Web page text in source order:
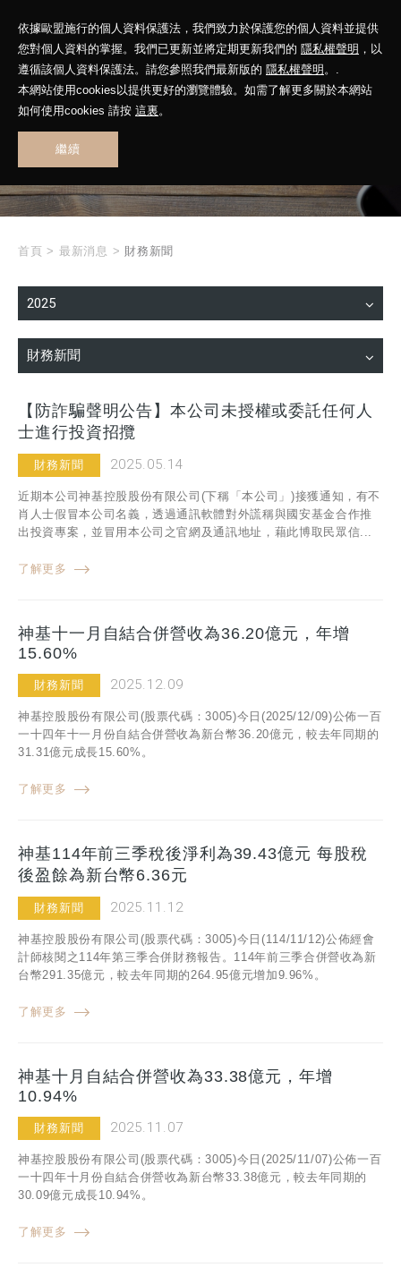
依據歐盟施行的個人資料保護法，我們致力於保護您的個人資料並提供
您對個人資料的掌握。我們已更新並將定期更新我們的 隱私權聲明 ，以
遵循該個人資料保護法。請您參照我們最新版的 隱私權聲明 。.
本網站使用cookies以提供更好的瀏覽體驗。如需了解更多關於本網站
如何使用cookies 請按 這裏。
繼續
WHAT'S NEW
首頁 > 最新消息 > 財務新聞
2025
財務新聞
【防詐騙聲明公告】本公司未授權或委託任何人
士進行投資招攬
財務新聞 2025.05.14
近期本公司神基控股股份有限公司(下稱「本公司」)接獲通知，有不
肖人士假冒本公司名義，透過通訊軟體對外謊稱與國安基金合作推
出投資專案，並冒用本公司之官網及通訊地址，藉此博取民眾信...
了解更多
神基十一月自結合併營收為36.20億元，年增
15.60%
財務新聞 2025.12.09
神基控股股份有限公司(股票代碼：3005)今日(2025/12/09)公佈一百
一十四年十一月份自結合併營收為新台幣36.20億元，較去年同期的
31.31億元成長15.60%。
了解更多
神基114年前三季稅後淨利為39.43億元 每股稅
後盈餘為新台幣6.36元
財務新聞 2025.11.12
神基控股股份有限公司(股票代碼：3005)今日(114/11/12)公佈經會
計師核閱之114年第三季合併財務報告。114年前三季合併營收為新
台幣291.35億元，較去年同期的264.95億元增加9.96%。
了解更多
神基十月自結合併營收為33.38億元，年增
10.94%
財務新聞 2025.11.07
神基控股股份有限公司(股票代碼：3005)今日(2025/11/07)公佈一百
一十四年十月份自結合併營收為新台幣33.38億元，較去年同期的
30.09億元成長10.94%。
了解更多